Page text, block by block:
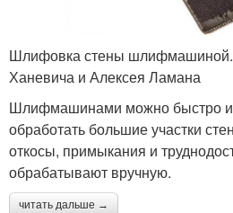
Шлифовка стены
Ханевича и Алексея Ламана
Шлифмашинами можно быстро и
обработать большие участки
откосы, примыкания и
обрабатывают вручную.
читать дальше →